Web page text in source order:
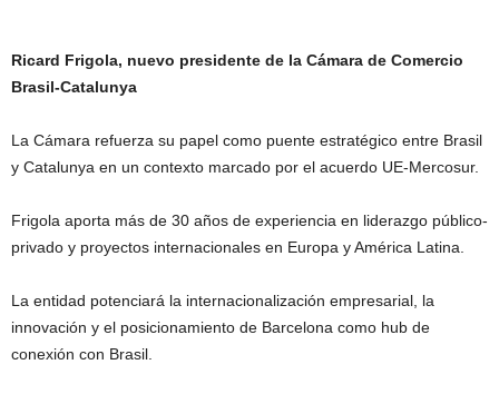
Ricard Frigola, nuevo presidente de la Cámara de Comercio
Brasil-Catalunya
La Cámara refuerza su papel como puente estratégico entre Brasil
y Catalunya en un contexto marcado por el acuerdo UE-Mercosur.
Frigola aporta más de 30 años de experiencia en liderazgo público-
privado y proyectos internacionales en Europa y América Latina.
La entidad potenciará la internacionalización empresarial, la
innovación y el posicionamiento de Barcelona como hub de
conexión con Brasil.